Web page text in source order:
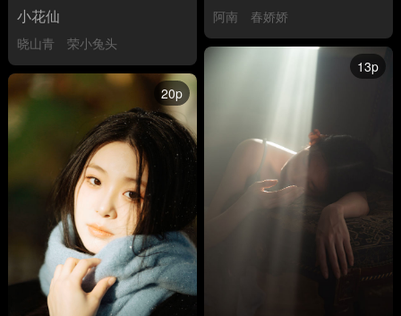
阿南 春娇娇
小花仙
晓山青
荣小兔头
13p
20p